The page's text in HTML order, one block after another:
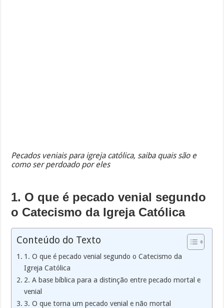
Pecados veniais para igreja católica, saiba quais são e
como ser perdoado por eles
1. O que é pecado venial segundo
o Catecismo da Igreja Católica
Conteúdo do Texto
1. O que é pecado venial segundo o Catecismo da
Igreja Católica
2. A base bíblica para a distinção entre pecado mortal e
venial
3. O que torna um pecado venial e não mortal